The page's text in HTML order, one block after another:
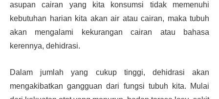
asupan cairan yang kita konsumsi tidak memenuhi
kebutuhan harian kita akan air atau cairan, maka tubuh
akan mengalami kekurangan cairan atau bahasa
kerennya, dehidrasi.
Dalam jumlah yang cukup tinggi, dehidrasi akan
mengakibatkan gangguan dari fungsi tubuh kita. Mulai